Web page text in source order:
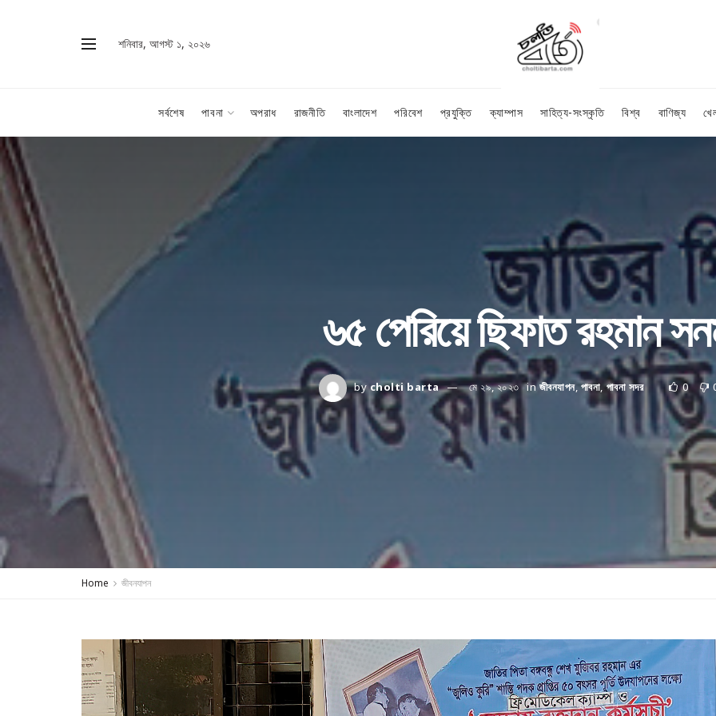
শনিবার, আগস্ট ১, ২০২৬
সর্বশেষ পাবনা অপরাধ রাজনীতি বাংলাদেশ পরিবেশ প্রযুক্তি ক্যাম্পাস সাহিত্য-সংস্কৃতি বিশ্ব বাণিজ্য
৬৫ পেরিয়ে ছিফাত রহমান
bycholti barta মে ২৯, ২০২৩ in জীবনযাপন,পাবনা,পাবনা সদর 0
Home জীবনযাপন